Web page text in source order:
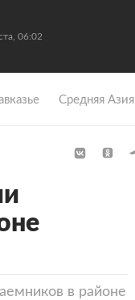
06:02
Средняя Азия
в районе